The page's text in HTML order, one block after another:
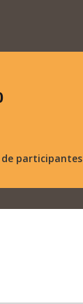
de participantes